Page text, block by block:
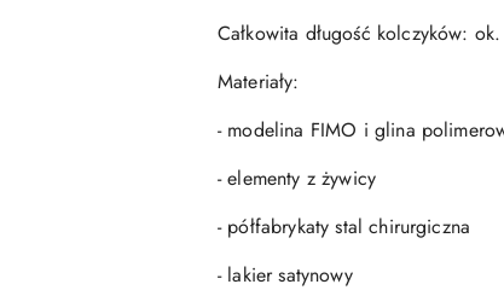
Całkowita długość kolczyków:
Materiały:
- modelina FIMO i glina
- elementy z żywicy
- półfabrykaty stal chirurgiczna
- lakier satynowy